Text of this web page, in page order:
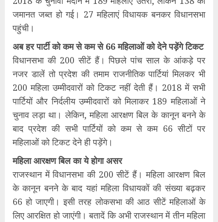
जमानत जब्त हो गई। 27 महिलाएं विधायक बनकर विधानसभा
पहुंची।
अब हर पार्टी को कम से कम से 66 महिलाओं को देने पड़ेंगे टिकट
विधानसभा की 200 सीटें हैं। पिछले पांच साल के आंकड़े पर
नजर डालें तो प्रदेश की तमाम राजनीतिक पार्टियां मिलकर भी
200 महिला उम्मीदवारों को टिकट नहीं देती हैं। 2018 में सभी
पार्टियों और निर्दलीय उम्मीदवारों को मिलाकर 189 महिलाओं ने
चुनाव लड़ा था। लेकिन, महिला आरक्षण बिल के कानून बनने के
बाद प्रदेश की सभी पार्टियों को कम से कम 66 सीटों पर
महिलाओं को टिकट देने ही पड़ेंगे।
महिला आरक्षण बिल का ये होगा असर
राजस्थान में विधानसभा की 200 सीटें हैं। महिला आरक्षण बिल
के कानून बनने के बाद यहां महिला विधायकों की संख्या बढ़कर
66 हो जाएगी। इसी तरह लोकसभा की आठ सीटें महिलाओं के
लिए आरक्षित हो जाएंगी। बतादें कि अभी राजस्थान में तीन महिला